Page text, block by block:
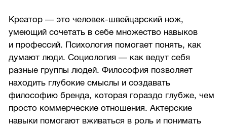
Креатор — это человек-швейцарский нож,
умеющий сочетать в себе множество навыков
и профессий. Психология помогает понять, как
думают люди. Социология — как ведут себя
разные группы людей. Философия позволяет
находить глубокие смыслы и создавать
философию бренда, которая гораздо глубже, чем
просто коммерческие отношения. Актерские
навыки помогают вживаться в роль и понимать